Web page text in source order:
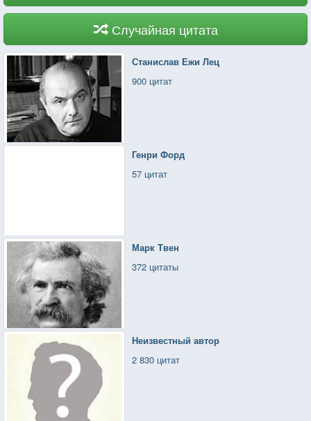
Случайная цитата
Станислав Ежи Лец
900 цитат
Генри Форд
57 цитат
Марк Твен
372 цитаты
Неизвестный автор
2 830 цитат